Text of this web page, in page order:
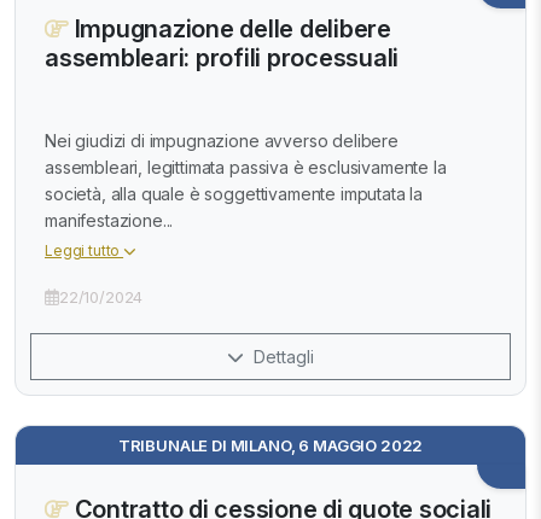
Impugnazione delle delibere
assembleari: profili processuali
Nei giudizi di impugnazione avverso delibere
assembleari, legittimata passiva è esclusivamente la
società, alla quale è soggettivamente imputata la
manifestazione...
Leggi tutto
22/10/2024
Dettagli
TRIBUNALE DI MILANO, 6 MAGGIO 2022
Contratto di cessione di quote sociali